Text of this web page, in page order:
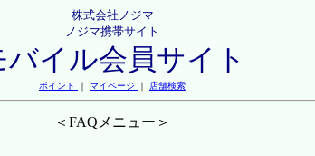
株式会社ノジマ
ノジマ携帯サイト
バイル会員サイト
ポイント ｜ マイページ ｜ 店舗検索
＜FAQメニュー＞